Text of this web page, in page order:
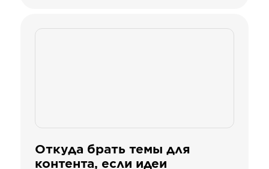
Откуда брать темы для
контента, если идеи